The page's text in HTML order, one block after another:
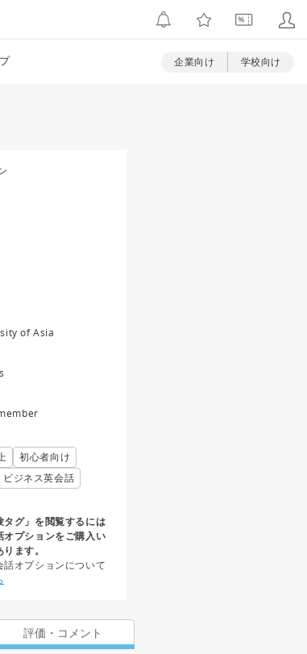
企業向け 学校向け
of Asia
初心者向け
ビジネス英会話
タグ」を閲覧するには
オプションをご購入い
ます。
オプションについて
評価・コメント